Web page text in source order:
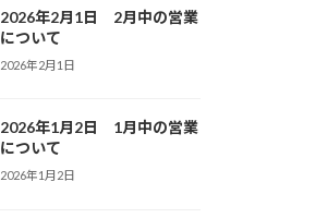
2026年2月1日 2月中の営業
について
2026年2月1日
2026年1月2日 1月中の営業
について
2026年1月2日